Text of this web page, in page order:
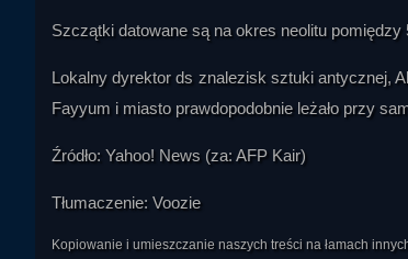
Szczątki datowane są na okres neolitu pomiędzy
Lokalny dyrektor ds znalezisk sztuki antycznej,
Fayyum i miasto prawdopodobnie leżało przy
Źródło: Yahoo! News (za: AFP Kair)
Tłumaczenie: Voozie
Kopiowanie i umieszczanie naszych treści na łamach